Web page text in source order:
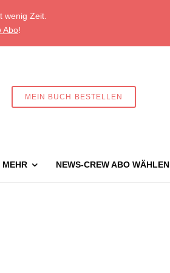
wenig Zeit.
Abo!
MEIN BUCH BESTELLEN
MEHR NEWS-CREW ABO WÄHLEN